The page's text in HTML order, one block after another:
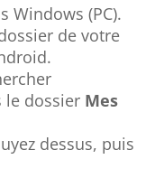
Windows (PC).
de votre
le dossier Mes
dessus, puis